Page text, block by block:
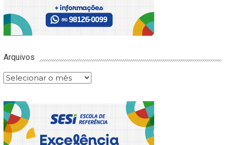
Arquivos
Arquivos